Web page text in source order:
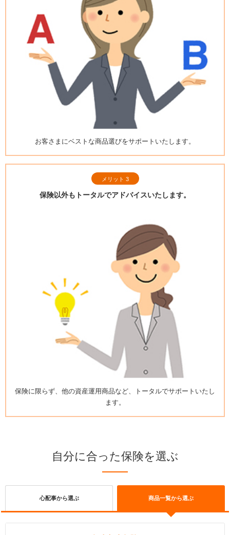
お客さまにベストな商品選びをサポートいたします。
メリット 3
保険以外もトータルでアドバイスいたします。
保険に限らず、他の資産運用商品など、
トータルでサポートいたし
ます。
自分に合った保険を選ぶ
心配事から選ぶ 商品一覧から選ぶ